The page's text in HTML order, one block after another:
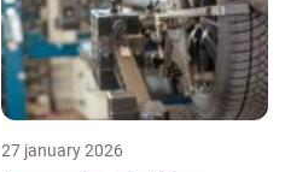
27 january 2026